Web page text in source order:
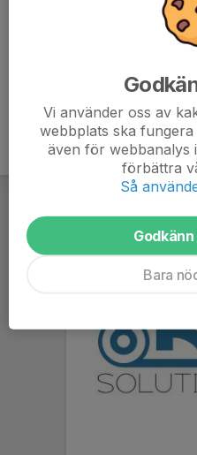
Vi använder oss av
webbplats ska
även för webbanalys
förbättra
Så
Bara